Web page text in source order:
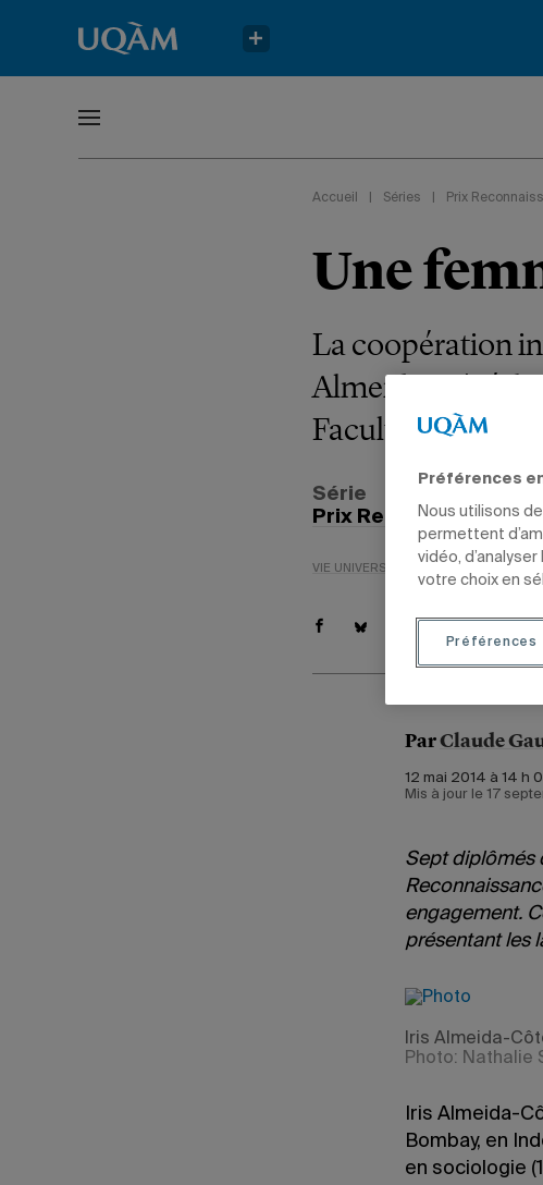
Accueil Séries Prix
Une
La coopération
Almeida-Côté,
Faculté de
Série
Prix Reconnaissance
VIE UNIVERSITAIRE PRIX
ParClaude
12 mai 2014 à 14 h
Mis à jour le 17
Sept diplômés
engagement.
présentant les
Iris Almeida-
Photo: Nathalie
Iris Almeida-
Bombay, en
en sociologie
Préférences
Nous utilisons
permettent
vidéo,
votre choix en
Préférences